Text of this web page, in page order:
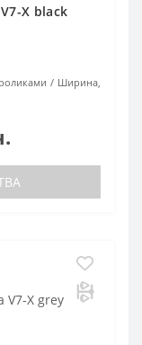
X black
Ширина,